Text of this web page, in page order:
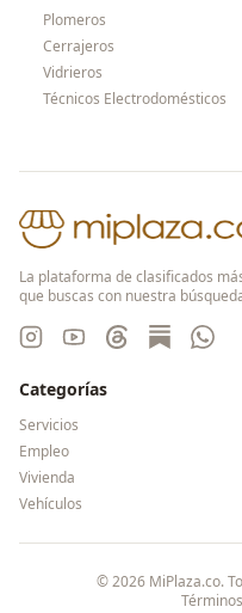
Plomeros
Cerrajeros
Vidrieros
Técnicos Electrodomésticos
La plataforma de clasificados
que buscas con nuestra
Categorías
Servicios
Empleo
Vivienda
Vehículos
©2026 MiPlaza.co.
Términos